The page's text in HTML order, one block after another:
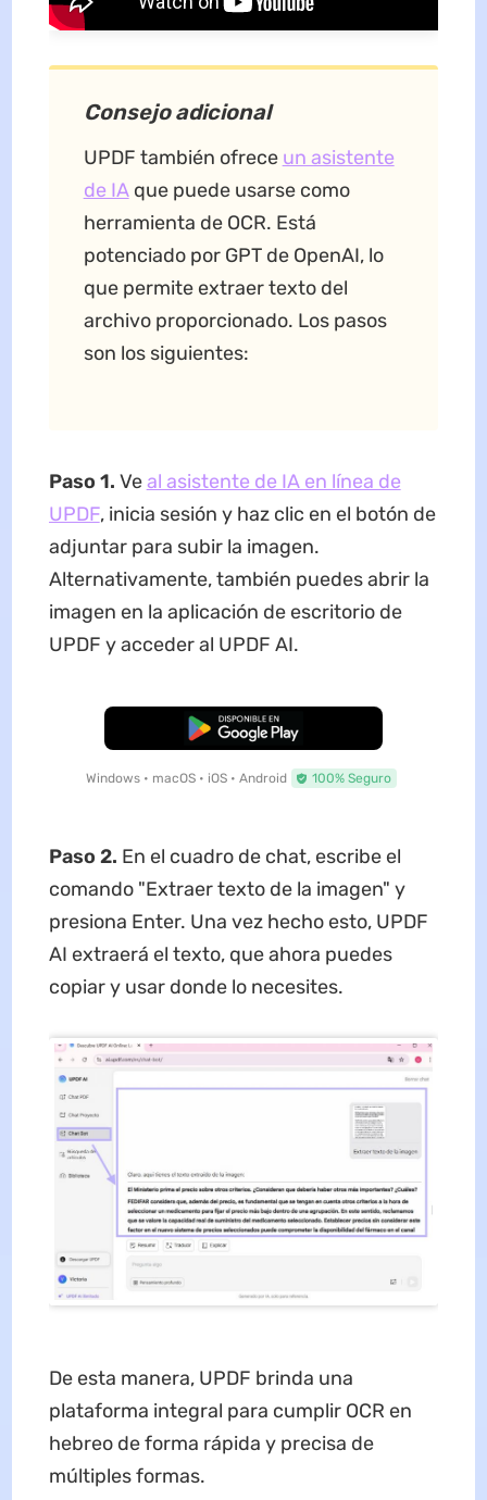
Consejo adicional
UPDF también ofrece un asistente
de IAque puede usarse como
herramienta de OCR. Está
potenciado por GPT de OpenAI, lo
que permite extraer texto del
archivo proporcionado. Los pasos
son los siguientes:
Paso 1. Veal asistente de IA en línea de
UPDF, inicia sesión y haz clic en el botón de
adjuntar para subir la imagen.
Alternativamente, también puedes abrir la
imagen en la aplicación de escritorio de
UPDF y acceder al UPDF AI.
Descarga Gratuita
Windows • macOS • iOS • Android 100% Seguro
Paso 2. En el cuadro de chat, escribe el
comando "Extraer texto de la imagen" y
presiona Enter. Una vez hecho esto, UPDF
AI extraerá el texto, que ahora puedes
copiar y usar donde lo necesites.
De esta manera, UPDF brinda una
plataforma integral para cumplir OCR en
hebreo de forma rápida y precisa de
múltiples formas.